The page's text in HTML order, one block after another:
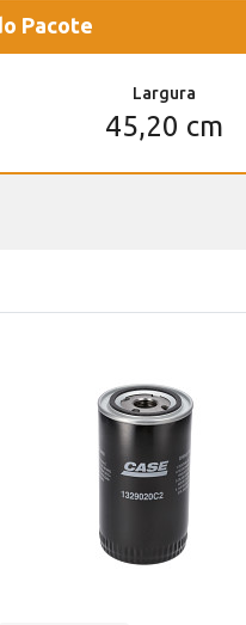
Pacote
Largura
45,20 cm